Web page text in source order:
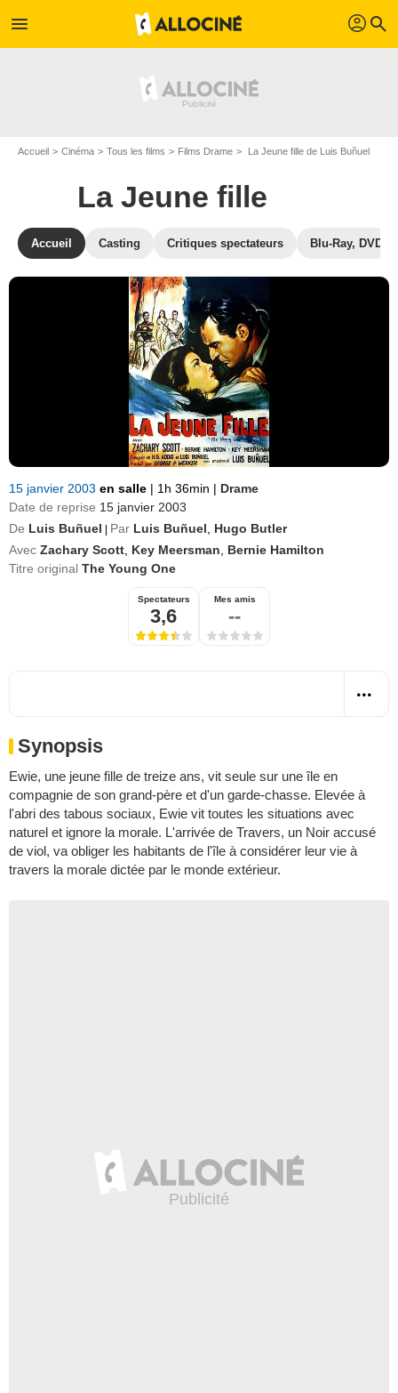
menu profil search
Accueil Cinéma Tous les films Films Drame La Jeune fille de Luis Buñuel
La Jeune fille
Accueil Casting Critiques spectateurs Blu-Ray, DVD
15 janvier 2003 en salle | 1h 36min | Drame
Date de reprise 15 janvier 2003
De Luis Buñuel Par Luis Buñuel
Hugo Butler
Avec Zachary Scott Key Meersman
Bernie Hamilton
Titre original The Young One
Spectateurs
3,6
Mes amis
--
Synopsis
Ewie, une jeune fille de treize ans, vit seule sur une île en
compagnie de son grand-père et d'un garde-chasse. Elevée à
l'abri des tabous sociaux, Ewie vit toutes les situations avec
naturel et ignore la morale. L'arrivée de Travers, un Noir accusé
de viol, va obliger les habitants de l'île à considérer leur vie à
travers la morale dictée par le monde extérieur.